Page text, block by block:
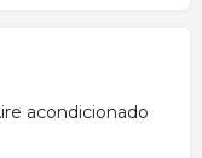
acondicionado